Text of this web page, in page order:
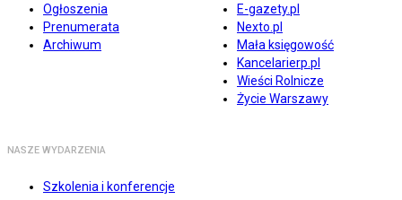
Ogłoszenia
Prenumerata
Archiwum
E-gazety.pl
Nexto.pl
Mała księgowość
Kancelarierp.pl
Wieści Rolnicze
Życie Warszawy
NASZE WYDARZENIA
Szkolenia i konferencje